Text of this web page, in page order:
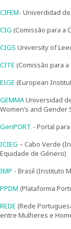
Comissão
Ensino
Formação
1ª
2ª
CIFEM- Univerdidad
CIG (Comissão para a
CIGS University of
CITE (Comissão para
EIGE (European
GEMMAUniversidad
Women’s and Gender
GenPORT - Portal
ICIEG – Cabo Verde
Equidade de Género)
IMP - Brasil (Instituto
PPDM (Plataforma
REDE (Rede
entre Mulheres e